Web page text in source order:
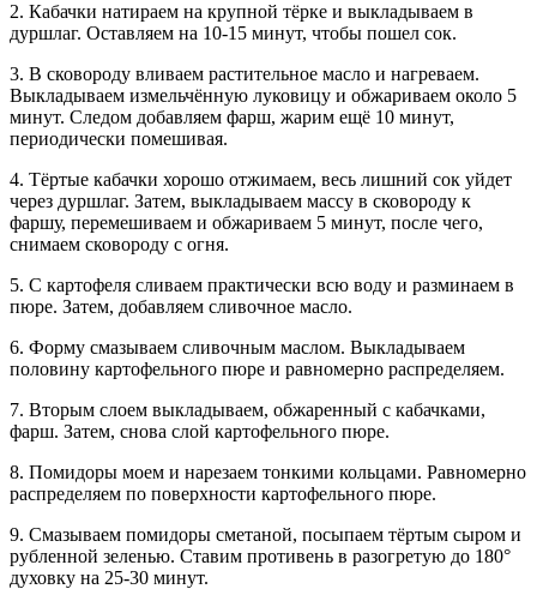
2. Кабачки натираем на крупной тёрке и выкладываем в
дуршлаг. Оставляем на 10-15 минут, чтобы пошел сок.
3. В сковороду вливаем растительное масло и нагреваем.
Выкладываем измельчённую луковицу и обжариваем около 5
минут. Следом добавляем фарш, жарим ещё 10 минут,
периодически помешивая.
4. Тёртые кабачки хорошо отжимаем, весь лишний сок уйдет
через дуршлаг. Затем, выкладываем массу в сковороду к
фаршу, перемешиваем и обжариваем 5 минут, после чего,
снимаем сковороду с огня.
5. С картофеля сливаем практически всю воду и разминаем в
пюре. Затем, добавляем сливочное масло.
6. Форму смазываем сливочным маслом. Выкладываем
половину картофельного пюре и равномерно распределяем.
7. Вторым слоем выкладываем, обжаренный с кабачками,
фарш. Затем, снова слой картофельного пюре.
8. Помидоры моем и нарезаем тонкими кольцами. Равномерно
распределяем по поверхности картофельного пюре.
9. Смазываем помидоры сметаной, посыпаем тёртым сыром и
рубленной зеленью. Ставим противень в разогретую до 180°
духовку на 25-30 минут.